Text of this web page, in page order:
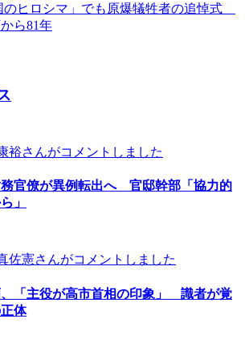
のヒロシマ」でも原爆犠牲者の追悼式
ら81年
裕さんがコメントしました
官僚が異例転出へ 官邸幹部「協力的
」
佐憲さんがコメントしました
「主役が高市首相の印象」 識者が覚
体